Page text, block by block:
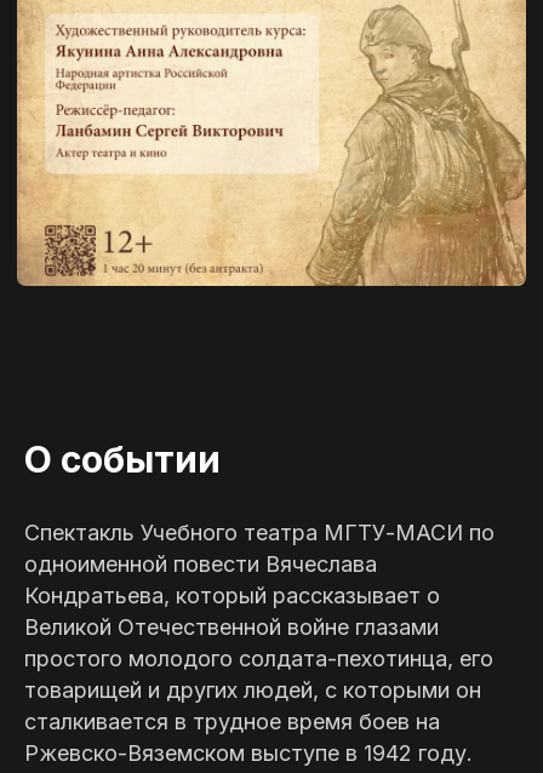
О событии
Спектакль Учебного театра МГТУ-МАСИ по
одноименной повести Вячеслава
Кондратьева, который рассказывает о
Великой Отечественной войне глазами
простого молодого солдата-пехотинца, его
товарищей и других людей, с которыми он
сталкивается в трудное время боев на
Ржевско-Вяземском выступе в 1942 году.